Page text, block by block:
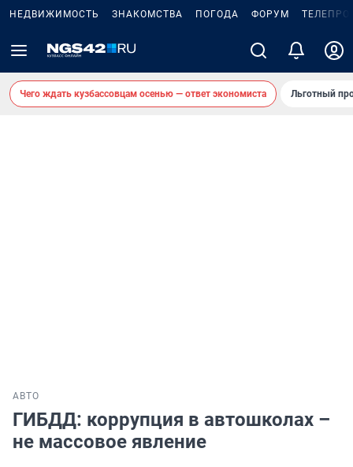
НЕДВИЖИМОСТЬ ЗНАКОМСТВА ПОГОДА ФОРУМ
Чего ждать кузбассовцам осенью — ответ экономиста Льготный
АВТО
ГИБДД: коррупция в автошколах –
не массовое явление